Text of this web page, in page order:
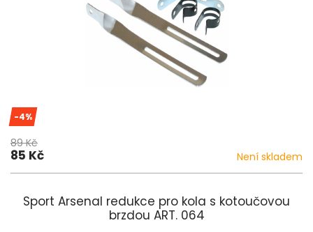
-4%
89 Kč
85 Kč Není skladem
Sport Arsenal redukce pro kola s kotoučovou
brzdou ART. 064